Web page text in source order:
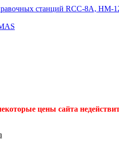
станций RCC-8A, HM-
цены сайта